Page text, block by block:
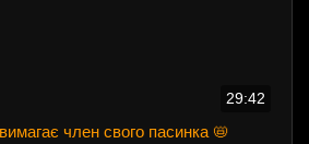
29:42
член свого пасинка 📛